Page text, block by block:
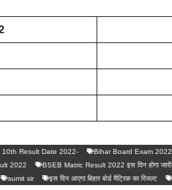
10th Result Date 2022- Bihar Board Exam 2022
2022 BSEB Matric Result 2022 इस दिन होगा जारी
sumit sir इस दिन आएगा बिहार बोर्ड मैट्रिक का रिजल्ट